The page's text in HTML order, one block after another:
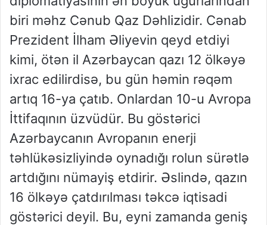
biri məhz Cənub Qaz Dəhlizidir. Cənab
Prezident İlham Əliyevin qeyd etdiyi
kimi, ötən il Azərbaycan qazı 12 ölkəyə
ixrac edilirdisə, bu gün həmin rəqəm
artıq 16-ya çatıb. Onlardan 10-u Avropa
İttifaqının üzvüdür. Bu göstərici
Azərbaycanın Avropanın enerji
təhlükəsizliyində oynadığı rolun sürətlə
artdığını nümayiş etdirir. Əslində, qazın
16 ölkəyə çatdırılması təkcə iqtisadi
göstərici deyil. Bu, eyni zamanda geniş